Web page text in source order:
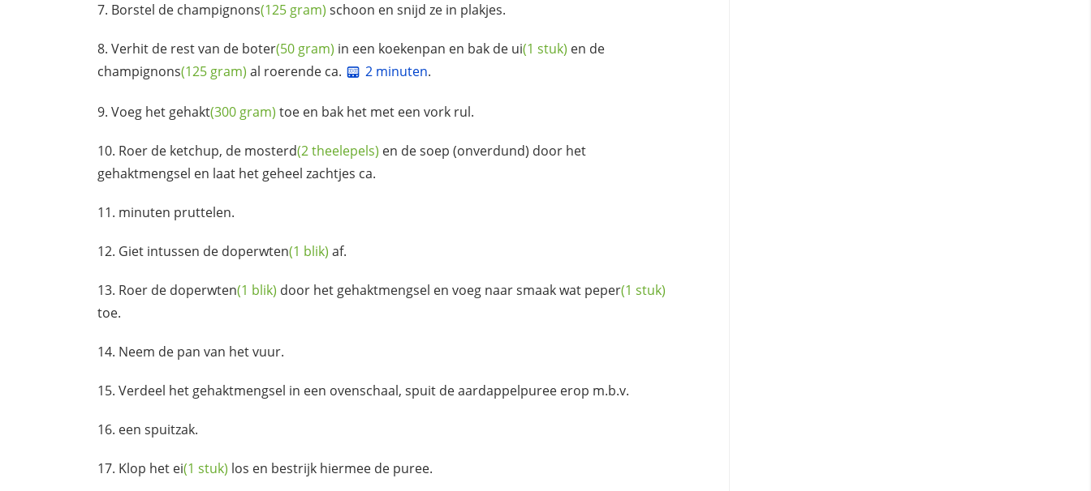
Borstel de champignons(125 gram) schoon en snijd ze in plakjes.
Verhit de rest van de boter(50 gram) in een koekenpan en bak de ui(1 stuk) en de
champignons(125 gram) al roerende ca. 2 minuten.
Voeg het gehakt(300 gram) toe en bak het met een vork rul.
Roer de ketchup, de mosterd(2 theelepels) en de soep (onverdund) door het
gehaktmengsel en laat het geheel zachtjes ca.
minuten pruttelen.
Giet intussen de doperwten(1 blik) af.
Roer de doperwten(1 blik) door het gehaktmengsel en voeg naar smaak wat peper(1 stuk)
toe.
Neem de pan van het vuur.
Verdeel het gehaktmengsel in een ovenschaal, spuit de aardappelpuree erop m.b.v.
een spuitzak.
Klop het ei(1 stuk) los en bestrijk hiermee de puree.